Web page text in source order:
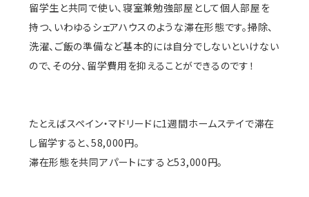
留学生と共同で使い、寝室兼勉強部屋として個人部屋を
持つ、いわゆるシェアハウスのような滞在形態です。掃除、
洗濯、ご飯の準備など基本的には自分でしないといけない
ので、その分、留学費用を抑えることができるのです！
たとえばスペイン・マドリードに1週間ホームステイで滞在
し留学すると、58,000円。
滞在形態を共同アパートにすると53,000円。